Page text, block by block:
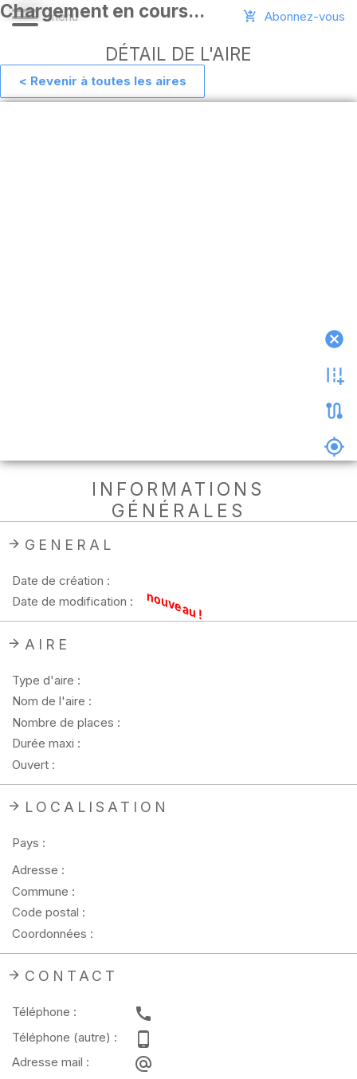
Aide
hors
ligne
Abonnez-vous
DÉTAIL DE L'AIRE
< Revenir à toutes les aires
INFORMATIONS
GÉNÉRALES
GENERAL
Date de création :
Date de modification :
nouveau !
AIRE
Type d'aire :
Nom de l'aire :
Nombre de places :
Durée maxi :
Ouvert :
LOCALISATION
Pays :
Adresse :
Commune :
Code postal :
Coordonnées :
CONTACT
Téléphone :
Téléphone (autre) :
Adresse mail :